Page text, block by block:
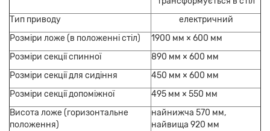
Тип приводу
електричний
Розміри ложе (в положенні стіл)
1900 мм × 600 мм
Розміри секції спинної
890 мм × 600 мм
Розміри секції для сидіння
450 мм × 600 мм
Розміри секції допоміжної
495 мм × 550 мм
Висота ложе (горизонтальне
положення)
найнижча 570 мм,
найвища 920 мм